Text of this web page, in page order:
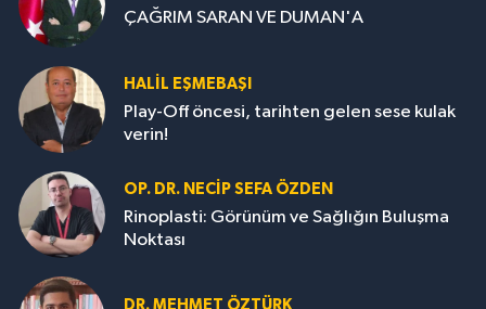
ÇAĞRIM SARAN VE DUMAN'A
HALIL EŞMEBAŞI
Play-Off öncesi, tarihten gelen sese kulak
verin!
OP. DR. NECIP SEFA ÖZDEN
Rinoplasti: Görünüm ve Sağlığın Buluşma
Noktası
DR. MEHMET ÖZTÜRK